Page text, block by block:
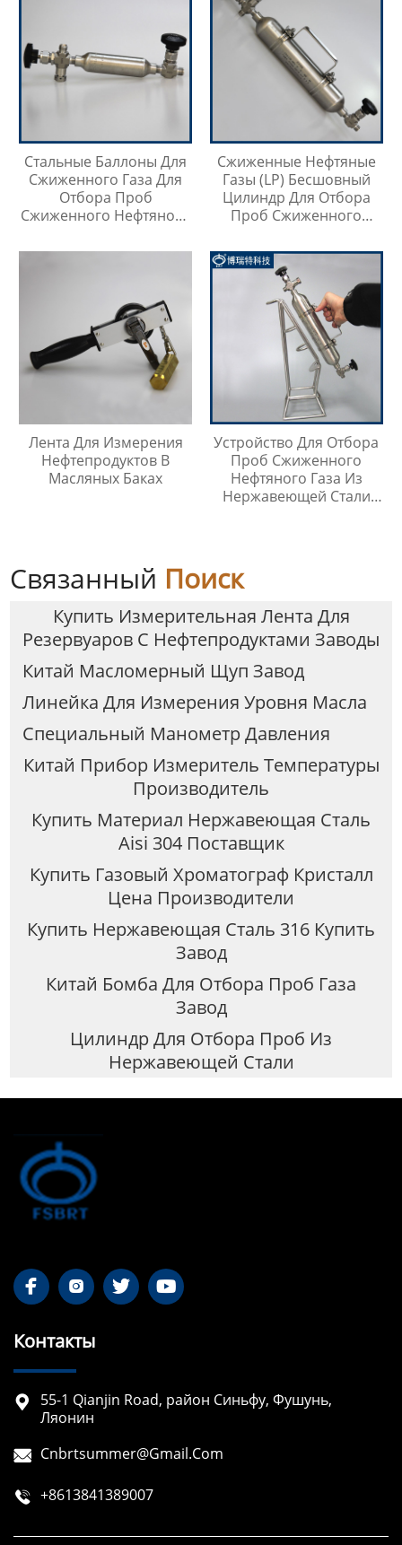
Стальные Баллоны Для
Сжиженного Газа Для
Отбора Проб
Сжиженного Нефтяного
Сжиженные Нефтяные
Газы (LP) Бесшовный
Цилиндр Для Отбора
Проб Сжиженного
Лента Для Измерения
Нефтепродуктов В
Масляных Баках
Устройство Для Отбора
Проб Сжиженного
Нефтяного Газа Из
Нержавеющей Стали
Связанный Поиск
Купить Измерительная Лента Для
Резервуаров С Нефтепродуктами Заводы
Китай Масломерный Щуп Завод
Линейка Для Измерения Уровня Масла
Специальный Манометр Давления
Китай Прибор Измеритель Температуры
Производитель
Купить Материал Нержавеющая Сталь
Aisi 304 Поставщик
Купить Газовый Хроматограф Кристалл
Цена Производители
Купить Нержавеющая Сталь 316 Купить
Завод
Китай Бомба Для Отбора Проб Газа
Завод
Цилиндр Для Отбора Проб Из
Нержавеющей Стали
   
Контакты

55-1 Qianjin Road, район Синьфу, Фушунь,
Ляонин
 Cnbrtsummer@gmail.com
 +8613841389007